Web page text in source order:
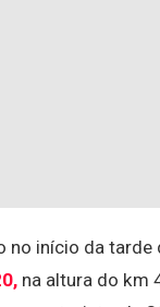
no início da
na altura do km